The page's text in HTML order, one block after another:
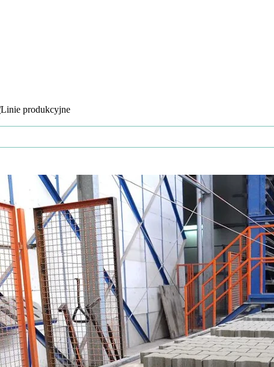
Linie produkcyjne